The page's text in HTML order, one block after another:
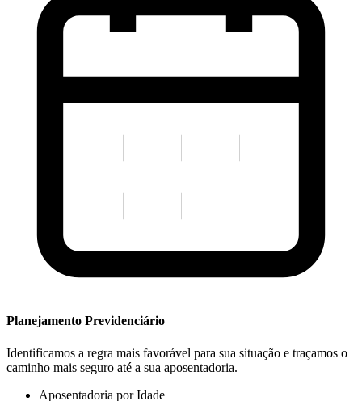
Planejamento Previdenciário
Identificamos a regra mais favorável para sua situação e traçamos o
caminho mais seguro até a sua aposentadoria.
Aposentadoria por Idade